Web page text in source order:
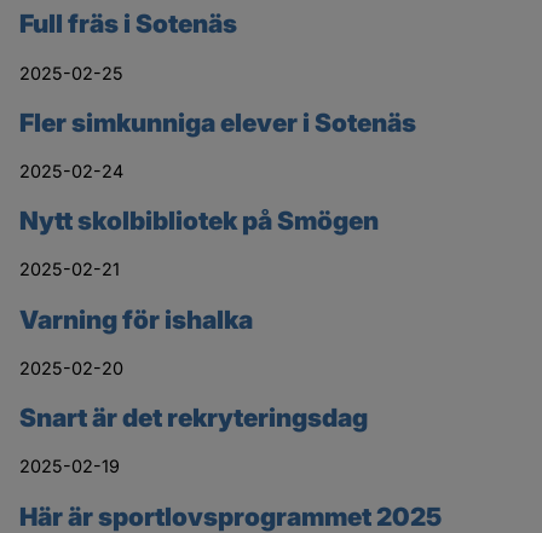
Full fräs i Sotenäs
2025-02-25
Fler simkunniga elever i Sotenäs
2025-02-24
Nytt skolbibliotek på Smögen
2025-02-21
Varning för ishalka
2025-02-20
Snart är det rekryteringsdag
2025-02-19
Här är sportlovsprogrammet 2025